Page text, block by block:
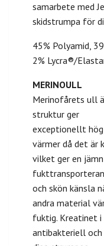
samarbete med
skidstrumpa för
45% Polyamid,
2% Lycra®/
MERINOULL
Merinofårets ull
struktur ger
exceptionellt
värmer då det är
vilket ger en
och skön känsla
andra material
fuktig. Kreatinet
antibakteriell